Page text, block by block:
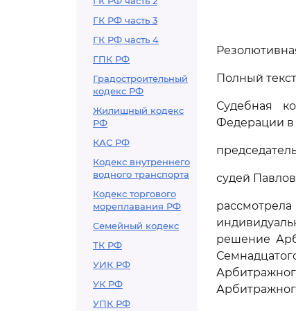
ГК РФ часть 3
ГК РФ часть 4
ГПК РФ
Градостроительный
кодекс РФ
Жилищный кодекс
РФ
КАС РФ
Кодекс внутреннего
водного транспорта
Кодекс торгового
мореплавания РФ
Семейный кодекс
ТК РФ
УИК РФ
УК РФ
УПК РФ
Полный
Судебная
Федерации в
судей
решение